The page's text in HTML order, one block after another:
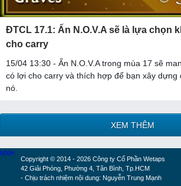
ĐTCL 17.1: Ấn N.O.V.A sẽ là lựa chọn
cho carry
15/04 13:30 - Ấn N.O.V.A trong mùa 17 sẽ
có lợi cho carry và thích hợp để bạn xây dựng
nó.
XEM THÊM
Copyright © 2014 - 2026 Công ty Cổ Phần Wetaps
42 Giải Phóng, Phường 4, Tân Bình, Tp.HCM
- Chịu trách nhiệm nội dung: Nguyễn Trung Mạnh
MXH